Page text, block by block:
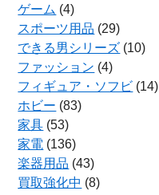
ゲーム (4)
スポーツ用品 (29)
できる男シリーズ (10)
ファッション (4)
フィギュア・ソフビ (14)
ホビー (83)
家具 (53)
家電 (136)
楽器用品 (43)
買取強化中 (8)